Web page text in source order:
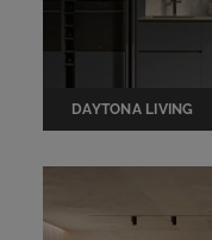
DAYTONA LIVING